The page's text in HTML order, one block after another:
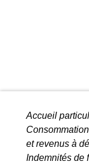
Accueil
Consommation
et revenus à
Indemnités de